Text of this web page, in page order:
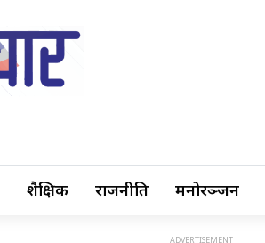
शैक्षिक राजनीति मनोरञ्जन